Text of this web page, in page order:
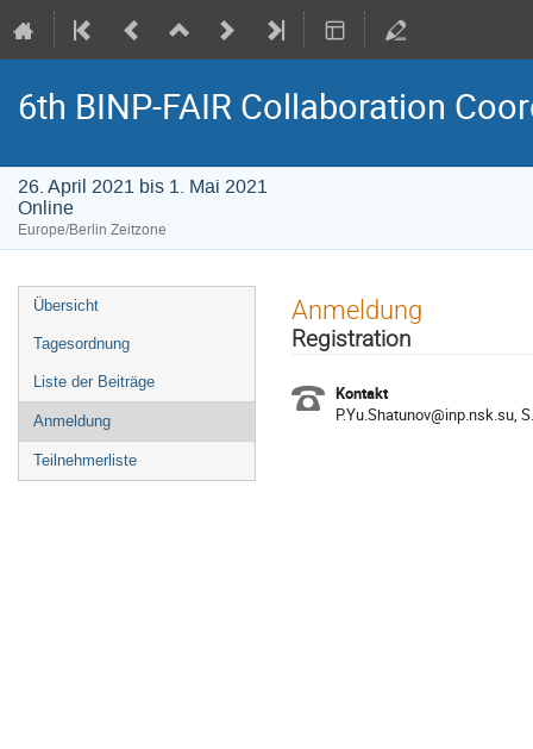
6th BINP-FAIR Collaboration
26. April 2021 bis 1. Mai 2021
Online
Europe/Berlin Zeitzone
Veranstaltungsmenü
Übersicht
Tagesordnung
Liste der Beiträge
Anmeldung
Teilnehmerliste
Anmeldung
Registration
Kontakt
P.Yu.Shatunov@inp.nsk.su,